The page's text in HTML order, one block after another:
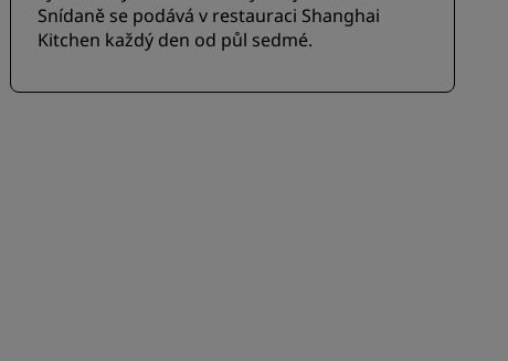
Snídaně se podává v restauraci Shanghai
Kitchen každý den od půl sedmé.